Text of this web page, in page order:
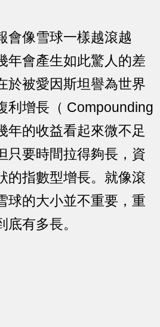
會像雪球一樣越滾越
年會產生如此驚人的差
於被愛因斯坦譽為世界
利增長（ Compounding
年的收益看起來微不足
只要時間拉得夠長，資
的指數型增長。就像滾
球的大小並不重要，重
有多長。